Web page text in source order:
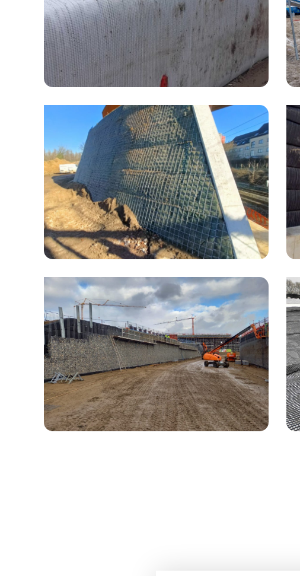
fases.
LIJN 50 – BRUSSEL NOORD –
GENT-SINT-PIETERS – KM
6.913 BOUW VAN EEN
NIEUWE FIETSBRUG TE
GANSHOREN
Realisatie van diverse gewapende
grondsystemen in (gedeeltelijk) zeer beperkte
ruimte.
OOSTERWEELVERBINDING –
INFRASTRUCTUURWERKEN
LINKEROEVER – KUNSTWERK
K10/K11
Toepassing van diverse systemen in één
kunstwerk.